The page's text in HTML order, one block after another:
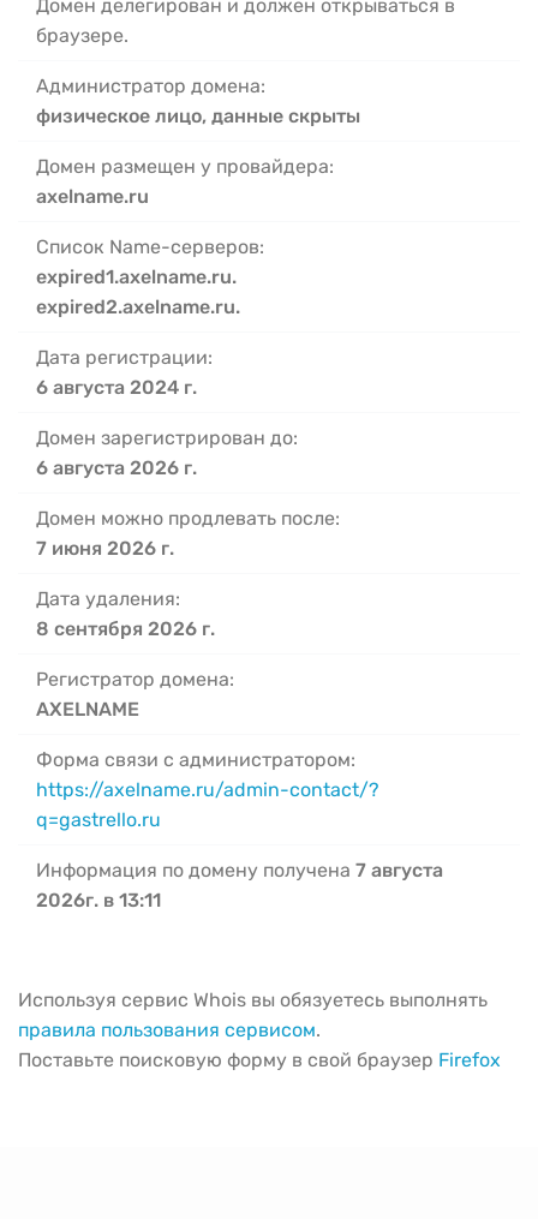
Домен делегирован и должен открываться в
браузере.
Администратор домена:
физическое лицо, данные скрыты
Домен размещен у провайдера:
axelname.ru
Список Name-серверов:
expired1.axelname.ru.
expired2.axelname.ru.
Дата регистрации:
6 августа 2024 г.
Домен зарегистрирован до:
6 августа 2026 г.
Домен можно продлевать после:
7 июня 2026 г.
Дата удаления:
8 сентября 2026 г.
Регистратор домена:
AXELNAME
Форма связи с администратором:
https://axelname.ru/admin-contact/?
q=gastrello.ru
Информация по домену получена 7 августа
2026г. в 13:11
Используя сервис Whois вы обязуетесь выполнять
правила пользования сервисом.
Поставьте поисковую форму в свой браузер Firefox